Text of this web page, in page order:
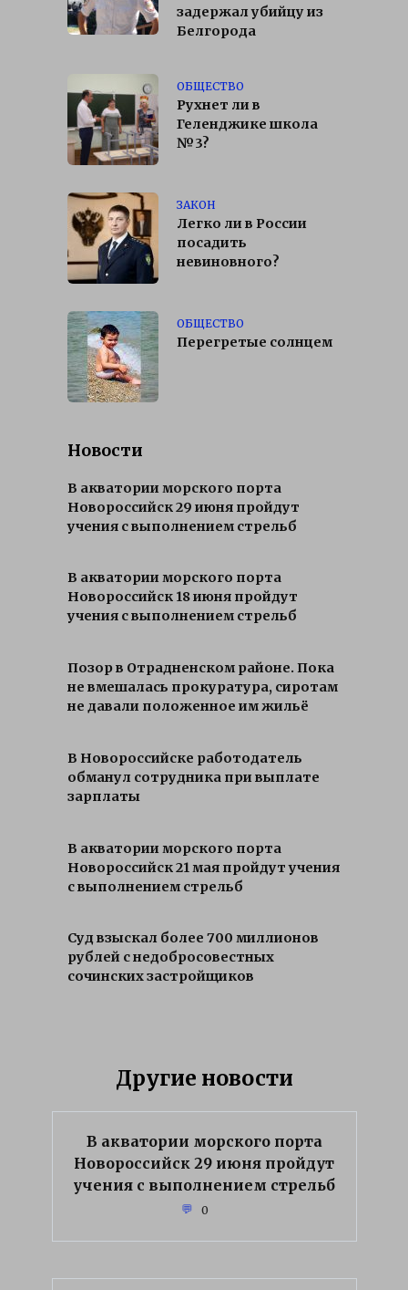
задержал убийцу из
Белгорода
ОБЩЕСТВО
Рухнет ли в
Геленджике школа
№3?
ЗАКОН
Легко ли в России
посадить
невиновного?
ОБЩЕСТВО
Перегретые солнцем
Новости
В акватории морского порта
Новороссийск 29 июня пройдут
учения с выполнением стрельб
В акватории морского порта
Новороссийск 18 июня пройдут
учения с выполнением стрельб
Позор в Отрадненском районе. Пока
не вмешалась прокуратура, сиротам
не давали положенное им жильё
В Новороссийске работодатель
обманул сотрудника при выплате
зарплаты
В акватории морского порта
Новороссийск 21 мая пройдут учения
с выполнением стрельб
Суд взыскал более 700 миллионов
рублей с недобросовестных
сочинских застройщиков
Другие новости
В акватории морского порта
Новороссийск 29 июня пройдут
учения с выполнением стрельб
0